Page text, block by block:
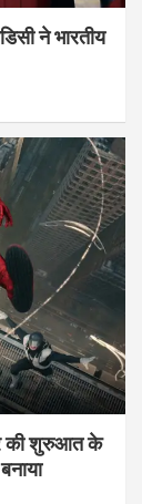
ने भारतीय
की शुरुआत के